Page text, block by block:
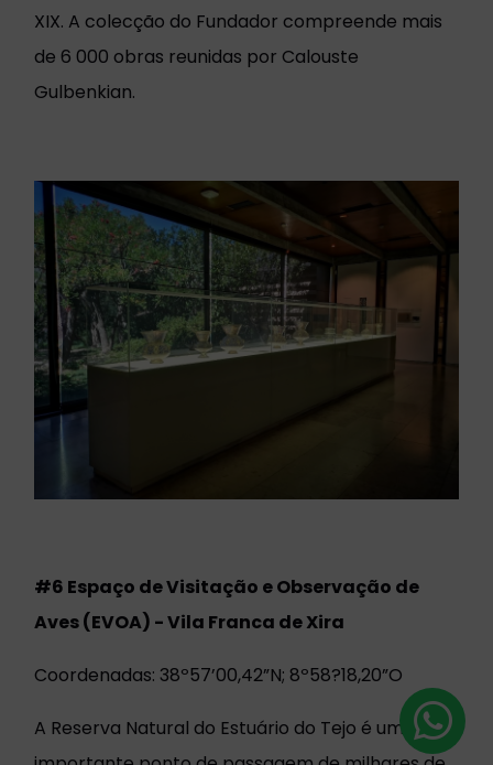
XIX. A colecção do Fundador compreende mais
de 6 000 obras reunidas por Calouste
Gulbenkian.
#6 Espaço de Visitação e Observação de
Aves (EVOA) - Vila Franca de Xira
Coordenadas: 38º57’00,42”N; 8º58?18,20”O
A Reserva Natural do Estuário do Tejo é um